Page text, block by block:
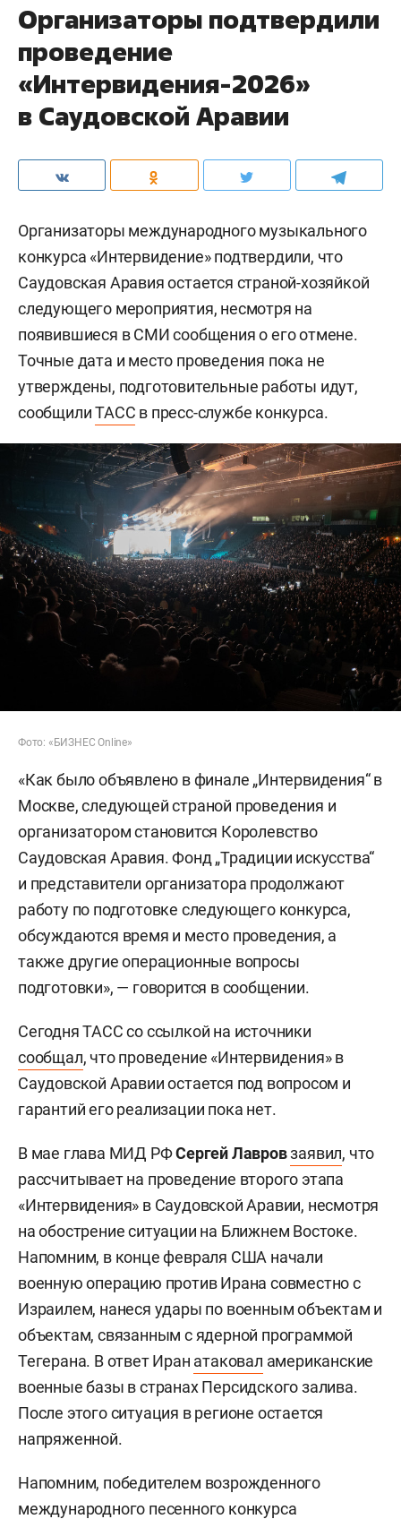
Организаторы подтвердили
проведение
«Интервидения-2026»
в Саудовской Аравии
Организаторы международного музыкального
конкурса «Интервидение» подтвердили, что
Саудовская Аравия остается страной-хозяйкой
следующего мероприятия, несмотря на
появившиеся в СМИ сообщения о его отмене.
Точные дата и место проведения пока не
утверждены, подготовительные работы идут,
сообщилиТАСС в пресс-службе конкурса.
Фото: «БИЗНЕС Online»
«Как было объявлено в финале „Интервидения“ в
Москве, следующей страной проведения и
организатором становится Королевство
Саудовская Аравия. Фонд „Традиции искусства“
и представители организатора продолжают
работу по подготовке следующего конкурса,
обсуждаются время и место проведения, а
также другие операционные вопросы
подготовки», — говорится в сообщении.
Сегодня ТАСС со ссылкой на источники
сообщал, что проведение «Интервидения» в
Саудовской Аравии остается под вопросом и
гарантий его реализации пока нет.
В мае глава МИД РФСергей Лавровзаявил, что
рассчитывает на проведение второго этапа
«Интервидения» в Саудовской Аравии, несмотря
на обострение ситуации на Ближнем Востоке.
Напомним, в конце февраля США начали
военную операцию против Ирана совместно с
Израилем, нанеся удары по военным объектам и
объектам, связанным с ядерной программой
Тегерана. В ответ Иран атаковал американские
военные базы в странах Персидского залива.
После этого ситуация в регионе остается
напряженной.
Напомним, победителем возрожденного
международного песенного конкурса